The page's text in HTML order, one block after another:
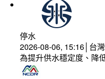
停水
2026-08-06, 15:16│台
為提升供水穩定度、降